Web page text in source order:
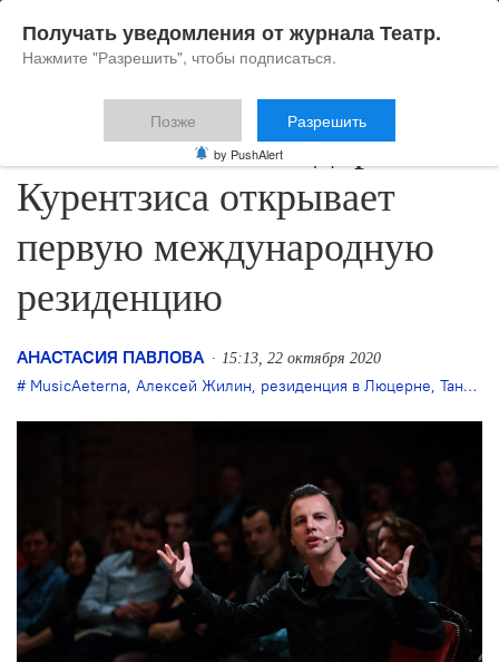
MusicAeterna Теодора
Курентзиса открывает
первую международную
резиденцию
АНАСТАСИЯ ПАВЛОВА 15:13, 22 октября 2020
MusicAeterna, Алексей Жилин, резиденция в Люцерне, Таня Скок
Получать уведомления от журнала Театр.
Нажмите "Разрешить", чтобы подписаться.
Позже Разрешить
by PushAlert